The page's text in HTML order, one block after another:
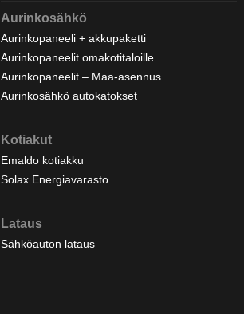
Aurinkosähkö
Aurinkopaneeli + akkupaketti
Aurinkopaneelit omakotitaloille
Aurinkopaneelit – Maa-asennus
Aurinkosähkö autokatokset
Kotiakut
Emaldo kotiakku
Solax Energiavarasto
Lataus
Sähköauton lataus